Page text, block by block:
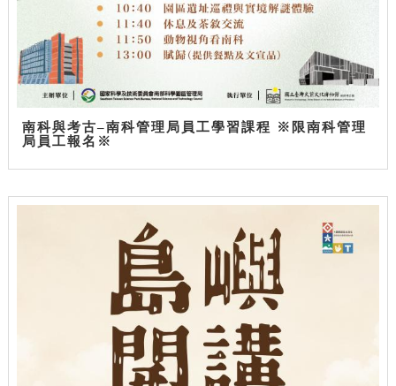
南科與考古–南科管理局員工學習課程 ※限南科管理
局員工報名※